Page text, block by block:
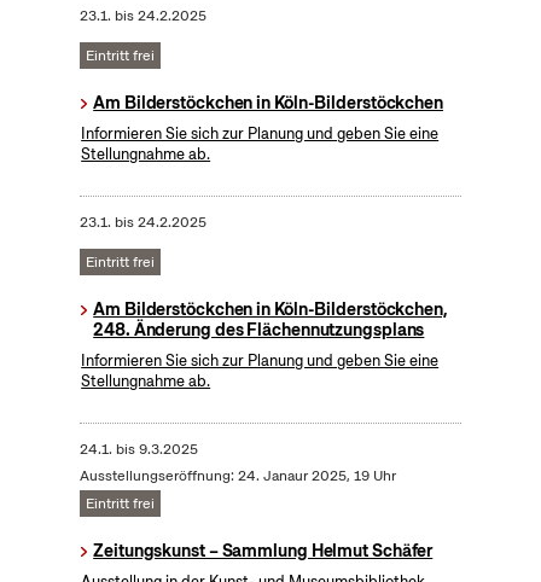
23.1. bis24.2.2025
Eintritt frei
Am Bilderstöckchen in Köln-Bilderstöckchen
Informieren Sie sich zur Planung und geben Sie eine
Stellungnahme ab.
23.1. bis24.2.2025
Eintritt frei
Am Bilderstöckchen in Köln-Bilderstöckchen,
248. Änderung des Flächennutzungsplans
Informieren Sie sich zur Planung und geben Sie eine
Stellungnahme ab.
24.1. bis9.3.2025
Ausstellungseröffnung: 24. Janaur 2025, 19 Uhr
Eintritt frei
Zeitungskunst – Sammlung Helmut Schäfer